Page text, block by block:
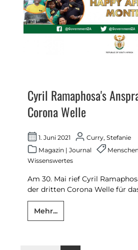
Cyril Ramaphosa's
Corona Welle
1. Juni 2021
Curry, Stefanie
Magazin |Journal
Wissenswertes
Am 30. Mai rief Cyril
der dritten Corona Welle für
Mehr...